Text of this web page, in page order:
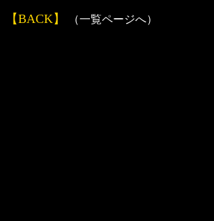
【BACK】 （一覧ページへ）